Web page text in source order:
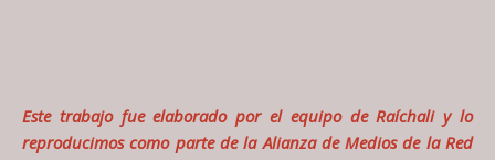
Este trabajo fue elaborado por el equipo deRaíchaliy lo
reproducimos como parte de la Alianza de Medios de la Red